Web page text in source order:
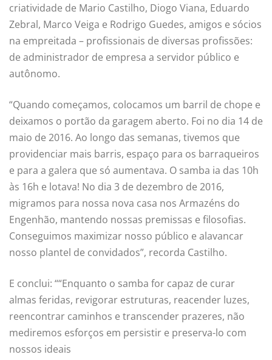
criatividade de Mario Castilho, Diogo Viana, Eduardo
Zebral, Marco Veiga e Rodrigo Guedes, amigos e sócios
na empreitada – profissionais de diversas profissões:
de administrador de empresa a servidor público e
autônomo.
“Quando começamos, colocamos um barril de chope e
deixamos o portão da garagem aberto. Foi no dia 14 de
maio de 2016. Ao longo das semanas, tivemos que
providenciar mais barris, espaço para os barraqueiros
e para a galera que só aumentava. O samba ia das 10h
às 16h e lotava! No dia 3 de dezembro de 2016,
migramos para nossa nova casa nos Armazéns do
Engenhão, mantendo nossas premissas e filosofias.
Conseguimos maximizar nosso público e alavancar
nosso plantel de convidados”, recorda Castilho.
E conclui: ““Enquanto o samba for capaz de curar
almas feridas, revigorar estruturas, reacender luzes,
reencontrar caminhos e transcender prazeres, não
mediremos esforços em persistir e preserva-lo com
nossos ideais